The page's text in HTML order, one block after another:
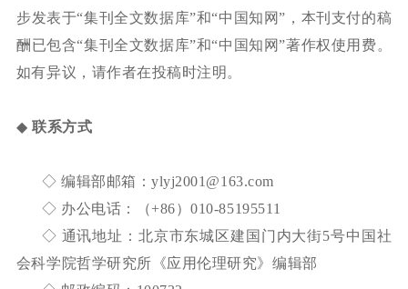
步发表于“集刊全文数据库”和“中国知网”，本刊支付的稿
酬已包含“集刊全文数据库”和“中国知网”著作权使用费。
如有异议，请作者在投稿时注明。
◆ 联系方式
◇ 编辑部邮箱：ylyj2001@163.com
◇ 办公电话：（+86）010-85195511
◇ 通讯地址：北京市东城区建国门内大街5号中国社
会科学院哲学研究所《应用伦理研究》编辑部